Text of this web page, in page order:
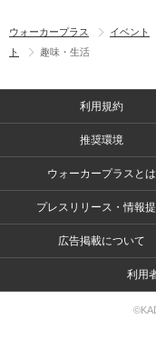
ウォーカープラス イベント
ト
趣味・生活
利用規約
推奨環境
ウォーカープラスとは
プレスリリース・情報
広告掲載について
利用